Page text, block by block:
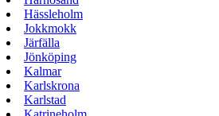
Hässleholm
Jokkmokk
Järfälla
Jönköping
Kalmar
Karlskrona
Karlstad